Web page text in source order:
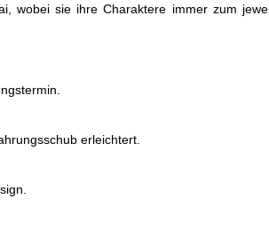
wobei sie ihre Charaktere immer zum
erleichtert.